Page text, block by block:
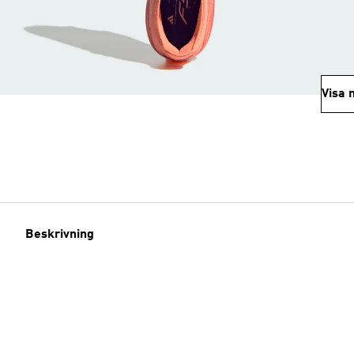
Visa
Beskrivning